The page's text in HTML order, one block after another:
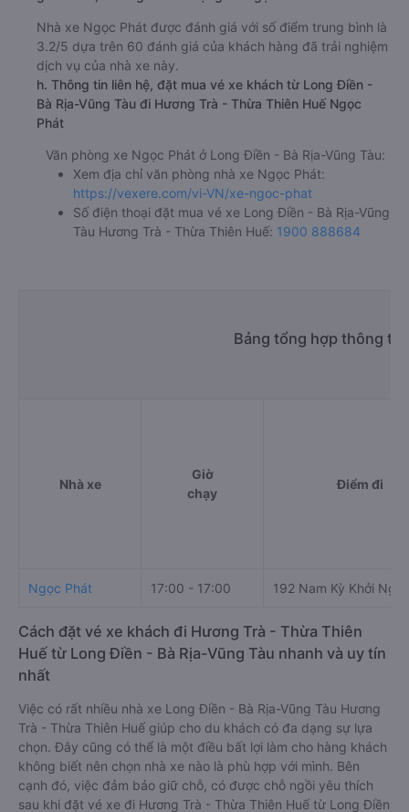
Nhà xe Ngọc Phát được đánh giá với số điểm trung bình là
3.2/5 dựa trên 60 đánh giá của khách hàng đã trải nghiệm
dịch vụ của nhà xe này.
h. Thông tin liên hệ, đặt mua vé xe khách từ Long Điền -
Bà Rịa-Vũng Tàu đi Hương Trà - Thừa Thiên Huế Ngọc
Phát
Văn phòng xe Ngọc Phát ở Long Điền - Bà Rịa-Vũng Tàu:
Xem địa chỉ văn phòng nhà xe Ngọc Phát:
https://vexere.com/vi-VN/xe-ngoc-phat
Số điện thoại đặt mua vé xe Long Điền - Bà Rịa-Vũng
Tàu Hương Trà - Thừa Thiên Huế: 1900 888684
Bảng tổng hợp thông
Nhà xe
Giờ
chạy
Điểm đi
Ngọc Phát 17:00 - 17:00 192 Nam Kỳ Khởi
Cách đặt vé xe khách đi Hương Trà - Thừa Thiên
Huế từ Long Điền - Bà Rịa-Vũng Tàu nhanh và uy tín
nhất
Việc có rất nhiều nhà xe Long Điền - Bà Rịa-Vũng Tàu Hương
Trà - Thừa Thiên Huế giúp cho du khách có đa dạng sự lựa
chọn. Đây cũng có thể là một điều bất lợi làm cho hàng khách
không biết nên chọn nhà xe nào là phù hợp với mình. Bên
cạnh đó, việc đảm bảo giữ chỗ, có được chỗ ngồi yêu thích
sau khi đặt vé xe đi Hương Trà - Thừa Thiên Huế từ Long Điền